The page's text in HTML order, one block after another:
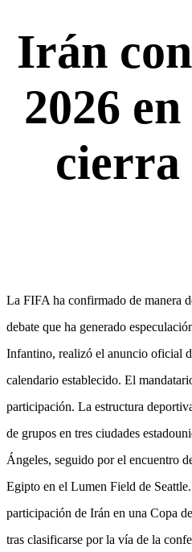
Irán
2026
cierra
La FIFA ha confirmado de manera
debate que ha generado
Infantino, realizó el anuncio oficial
calendario establecido. El
participación. La estructura
de grupos en tres ciudades
Ángeles, seguido por el encuentro
Egipto en el Lumen Field de
participación de Irán en una Copa
tras clasificarse por la vía de la